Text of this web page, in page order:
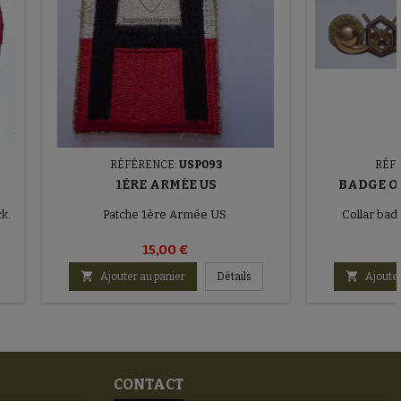
RÉFÉRENCE: USP093
1ÈRE ARMÉE US
Patche 1ère Armée US.
15,00 €
 Ajouter au panier Détails
BADGE
Collar

CONTACT